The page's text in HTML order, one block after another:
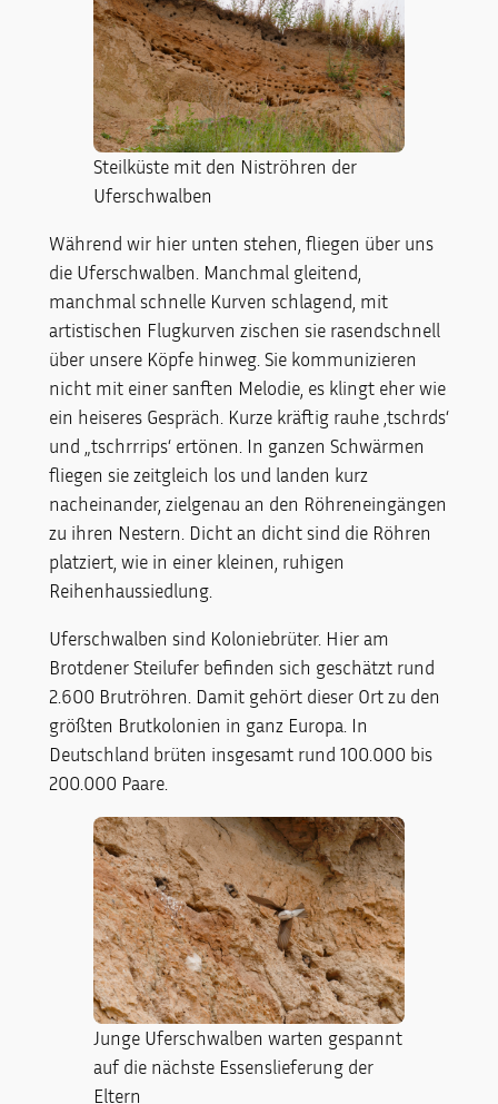
Steilküste mit den Niströhren der
Uferschwalben
Während wir hier unten stehen, fliegen über uns
die Uferschwalben. Manchmal gleitend,
manchmal schnelle Kurven schlagend, mit
artistischen Flugkurven zischen sie rasendschnell
über unsere Köpfe hinweg. Sie kommunizieren
nicht mit einer sanften Melodie, es klingt eher wie
ein heiseres Gespräch. Kurze kräftig rauhe ‚tschrds‘
und „tschrrrips‘ ertönen. In ganzen Schwärmen
fliegen sie zeitgleich los und landen kurz
nacheinander, zielgenau an den Röhreneingängen
zu ihren Nestern. Dicht an dicht sind die Röhren
platziert, wie in einer kleinen, ruhigen
Reihenhaussiedlung.
Uferschwalben sind Koloniebrüter. Hier am
Brotdener Steilufer befinden sich geschätzt rund
2.600 Brutröhren. Damit gehört dieser Ort zu den
größten Brutkolonien in ganz Europa. In
Deutschland brüten insgesamt rund 100.000 bis
200.000 Paare.
Junge Uferschwalben warten gespannt
auf die nächste Essenslieferung der
Eltern